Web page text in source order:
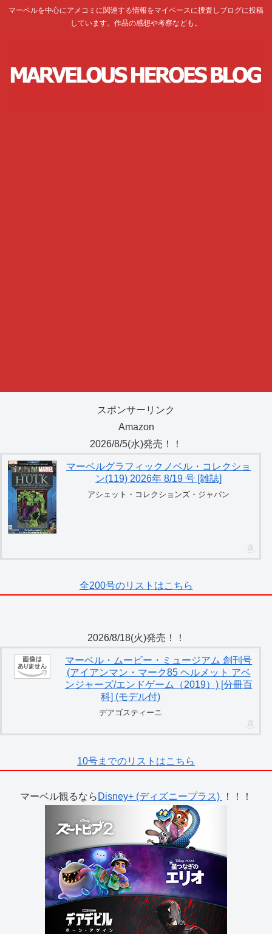
マーベルを中心にアメコミに関連する情報をマイペースに捜査しブログに投稿
しています。作品の感想や考察なども。
スポンサーリンク
Amazon
2026/8/5(水)発売！！
マーベルグラフィックノベル・コレクショ
ン(119) 2026年 8/19 号 [雑誌]
アシェット・コレクションズ・ジャパン
全200号のリストはこちら
2026/8/18(火)発売！！
マーベル・ムービー・ミュージアム 創刊号
(アイアンマン・マーク85 ヘルメット アベ
ンジャーズ/エンドゲーム（2019）) [分冊百
科] (モデル付)
デアゴスティーニ
10号までのリストはこちら
マーベル観るなら Disney+ (ディズニープラス) ！！！